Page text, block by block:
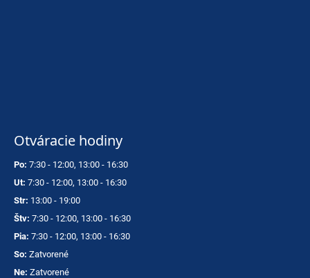
Otváracie hodiny
Po: 7:30 - 12:00, 13:00 - 16:30
Ut: 7:30 - 12:00, 13:00 - 16:30
Str: 13:00 - 19:00
Štv: 7:30 - 12:00, 13:00 - 16:30
Pia: 7:30 - 12:00, 13:00 - 16:30
So: Zatvorené
Ne: Zatvorené